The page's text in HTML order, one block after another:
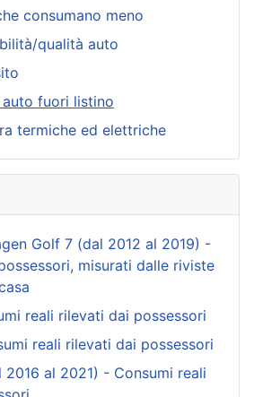
consumano meno
qualità auto
fuori listino
termiche ed elettriche
Golf 7 (dal 2012 al 2019) -
misurati dalle riviste
reali rilevati dai possessori
reali rilevati dai possessori
al 2021) - Consumi reali